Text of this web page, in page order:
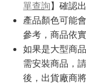
單查詢】確認
產品顏色可能
參考，商品依
如果是大型商
需安裝商品，
後，出貨廠商